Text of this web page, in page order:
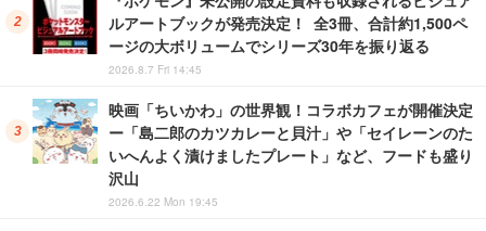
ルアートブックが発売決定！ 全3冊、合計約1,500ペ
ージの大ボリュームでシリーズ30年を振り返る
2026.8.7 Fri 14:45
映画「ちいかわ」の世界観！コラボカフェが開催決定
ー「島二郎のカツカレーと貝汁」や「セイレーンのた
いへんよく漬けましたプレート」など、フードも盛り
沢山
2026.6.22 Mon 19:45